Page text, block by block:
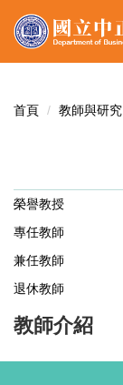
到
容
首頁 教師與研究
榮譽教授
專任教師
兼任教師
退休教師
教師介紹